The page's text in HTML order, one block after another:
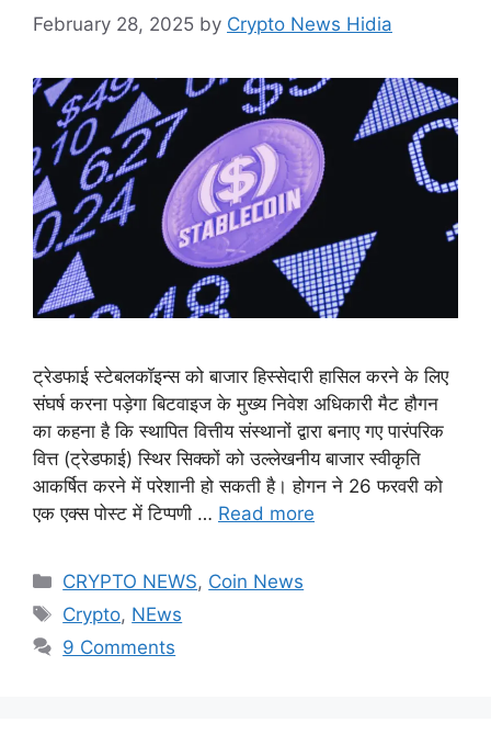
February 28, 2025 by Crypto News Hidia
ट्रेडफाई स्टेबलकॉइन्स को बाजार हिस्सेदारी हासिल करने के लिए
संघर्ष करना पड़ेगा बिटवाइज के मुख्य निवेश अधिकारी मैट हौगन
का कहना है कि स्थापित वित्तीय संस्थानों द्वारा बनाए गए पारंपरिक
वित्त (ट्रेडफाई) स्थिर सिक्कों को उल्लेखनीय बाजार स्वीकृति
आकर्षित करने में परेशानी हो सकती है। होगन ने 26 फरवरी को
एक एक्स पोस्ट में टिप्पणी … Read more
Categories
CRYPTO NEWS, Coin News
Tags
Crypto, NEws
9 Comments